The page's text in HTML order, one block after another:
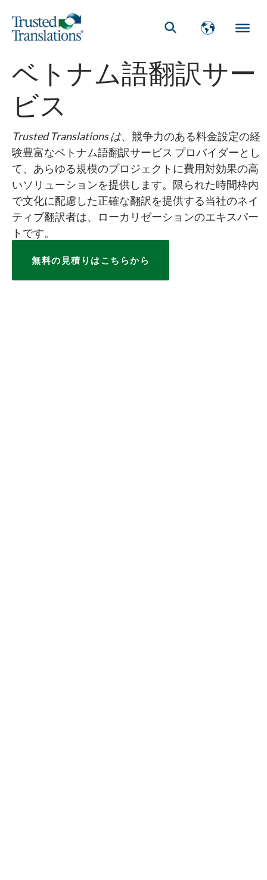
ベトナム語翻訳サー
ビス
Trusted Translations は、競争力のある料金設定の経
験豊富なベトナム語翻訳サービス プロバイダーとし
て、あらゆる規模のプロジェクトに費用対効果の高
いソリューションを提供します。限られた時間枠内
で文化に配慮した正確な翻訳を提供する当社のネイ
ティブ翻訳者は、ローカリゼーションのエキスパー
トです。
無料の見積りはこちらから